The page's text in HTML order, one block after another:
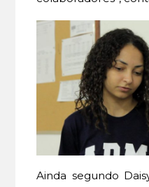
Ainda segundo